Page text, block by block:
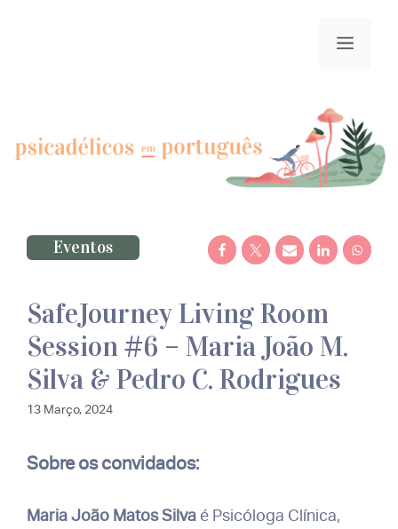
menu
Eventos
SafeJourney Living Room
Session #6 – Maria João M.
Silva & Pedro C. Rodrigues
13 Março, 2024
Sobre os convidados:
Maria João Matos Silva é Psicóloga Clínica,